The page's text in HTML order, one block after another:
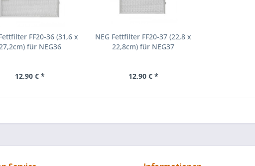
FF20-36 (31,6 x
für NEG36
12,90 € *
NEG Fettfilter FF20-37 (22,8 x
22,8cm) für NEG37
12,90 € *